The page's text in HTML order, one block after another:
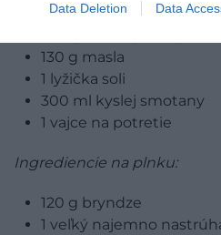
Data Deletion Data
130 g masla
1 lyžička soli
300 ml kyslej smotany
1 vajce na potretie
Ingrediencie na plnku:
120 g bryndze
1 veľký najemno